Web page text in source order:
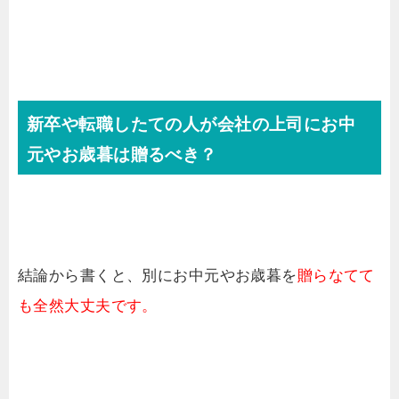
新卒や転職したての人が会社の上司にお中
元やお歳暮は贈るべき？
結論から書くと、別にお中元やお歳暮を贈らなてて
も全然大丈夫です。